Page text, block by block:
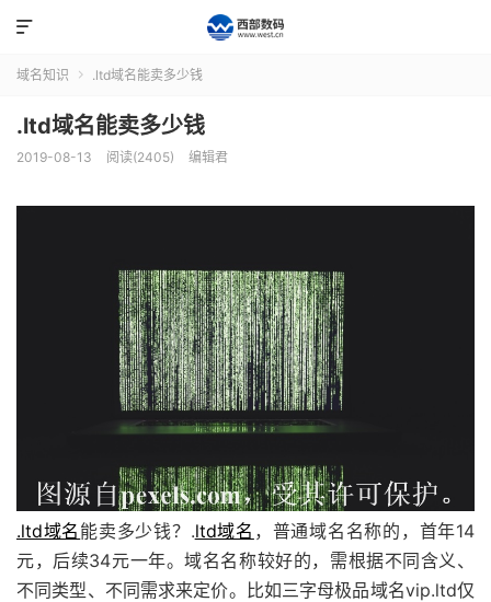

域名知识  .ltd域名能卖多少钱
.ltd域名能卖多少钱
2019-08-13 阅读(2405) 编辑君
.ltd域名 能卖多少钱？.ltd域名 ，普通域名名称的，首年14
元，后续34元一年。域名名称较好的，需根据不同含义、
不同类型、不同需求来定价。比如三字母极品域名vip.ltd仅